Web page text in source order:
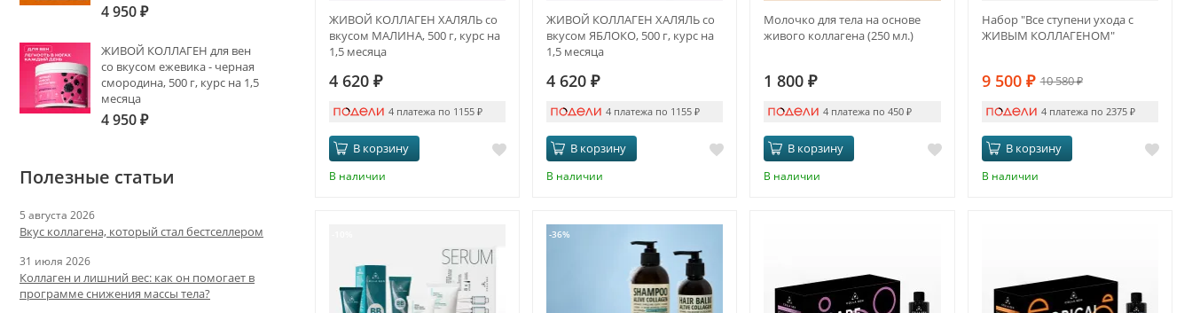
ЖИВОЙ КОЛЛАГЕН ХАЛЯЛЬ со
вкусом МАЛИНА, 500 г, курс на
1,5 месяца
4 620 ₽
4 платежа по 1155₽
В корзину
В наличии
ЖИВОЙ КОЛЛАГЕН ХАЛЯЛЬ со
вкусом ЯБЛОКО, 500 г, курс на
1,5 месяца
4 620 ₽
4 платежа по 1155₽
В корзину
В наличии
Молочко для тела на основе
живого коллагена (250 мл.)
1 800₽
4 платежа по 450 ₽
В корзину
В наличии
Набор "Все ступени ухода с
ЖИВЫМ КОЛЛАГЕНОМ"
9 500 ₽ 10 580₽
4 платежа по 2375₽
В корзину
В наличии
-36%
4 950₽
ЖИВОЙ КОЛЛАГЕН для вен
со вкусом ежевика - черная
смородина, 500 г, курс на 1,5
месяца
4 950₽
Полезные статьи
5 августа 2026
Вкус коллагена, который стал бестселлером
31 июля 2026
Коллаген и лишний вес: как он помогает в
программе снижения массы тела?